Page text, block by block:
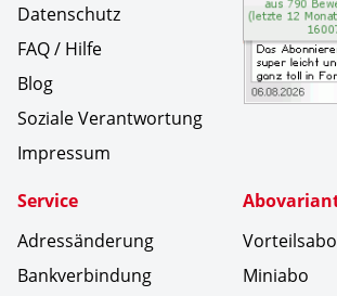
Datenschutz
FAQ / Hilfe
Blog
Soziale Verantwortung
Impressum
Service
Adressänderung
Bankverbindung
Vorteilsabo
Miniabo